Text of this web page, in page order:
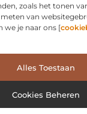
zoals het tonen
van
we je naar ons [
Alles Toestaan
Cookies Beheren
wereld van
een langzame maar